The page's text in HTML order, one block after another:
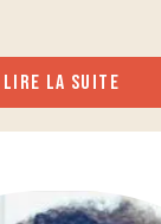
LIRE LA SUITE